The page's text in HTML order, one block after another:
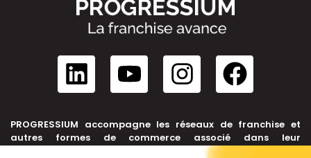
PROGRESSIUM accompagne les réseaux de franchise et
autres formes de commerce associé dans leur
développement, depuis leur création jusqu’à leur cession.